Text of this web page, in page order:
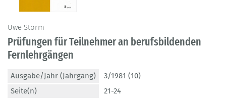
Uwe Storm
Prüfungen für Teilnehmer an berufsbildenden
Fernlehrgängen
Ausgabe/Jahr (Jahrgang)
3/1981 (10)
Seite(n)
21-24